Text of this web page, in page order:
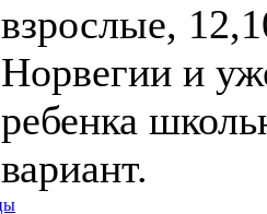
взрослые,
Норвегии и
ребенка
вариант.